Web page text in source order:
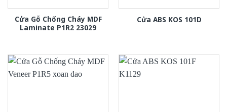
Cửa Gỗ Chống Cháy MDF
Laminate P1R2 23029
Cửa ABS KOS 101D